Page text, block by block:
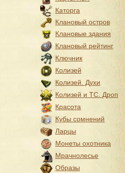
Каторга
Клановый остров
Клановые здания
Клановый рейтинг
Ключник
Колизей
Колизей. Духи
Колизей и ТС. Дроп
Красота
Кубы сомнений
Ларцы
Монеты охотника
Мрачнолесье
Образы